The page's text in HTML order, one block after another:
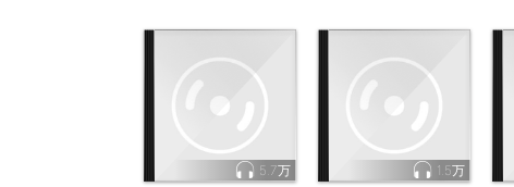
5.7万 1.5万